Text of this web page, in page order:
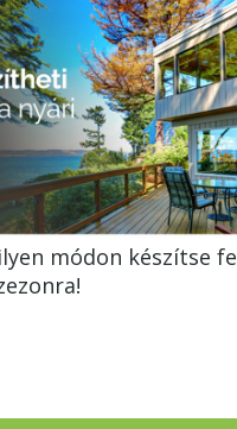
módon készítse